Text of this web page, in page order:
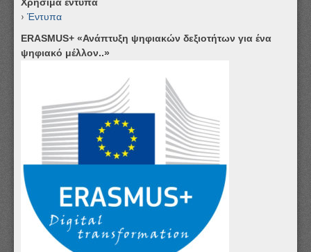
Έντυπα
ERASMUS+ «Ανάπτυξη ψηφιακών δεξιοτήτων για ένα
ψηφιακό μέλλον..»